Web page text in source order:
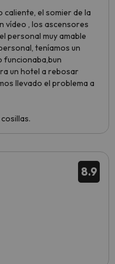
el somier de la
vídeo , los ascensores
personal muy amable
teníamos un
funcionaba,bun
un hotel a rebosar
llevado el problema a
8.9